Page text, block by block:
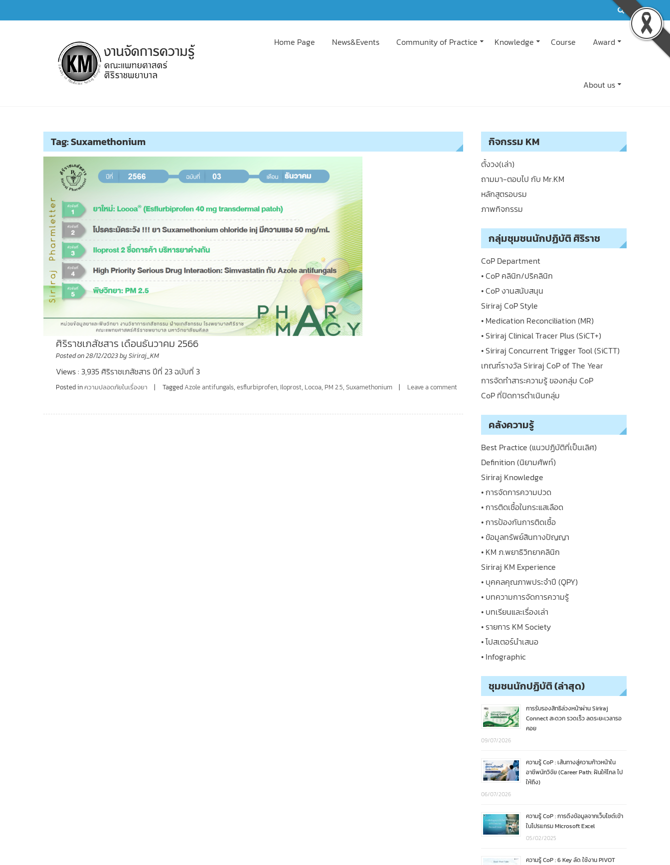
to
Home Page News&Events Community of Practice Knowledge Course Award
About us
Tag:Suxamethonium
ศิริราชเภสัชสาร เดือนธันวาคม 2566
Posted on28/12/2023bySiriraj_KM
Views : 3,935 ศิริราชเภสัชสาร ปีที่ 23 ฉบับที่ 3
Posted in ความปลอดภัยในเรื่องยา TaggedAzole antifungals,esflurbiprofen, Iloprost, Locoa, PM 2.5,Suxamethonium Leave a comment
กิจกรรม KM
ตั้งวง(เล่า)
ถามมา-ตอบไป กับ Mr.KM
หลักสูตรอบรม
ภาพกิจกรรม
กลุ่มชุมชนนักปฏิบัติ ศิริราช
CoP Department
• CoP คลินิก/ปริคลินิก
• CoP งานสนับสนุน
Siriraj CoP Style
• Medication Reconciliation (MR)
• Siriraj Clinical Tracer Plus (SiCT+)
• Siriraj Concurrent Trigger Tool (SiCTT)
เกณฑ์รางวัล Siriraj CoP of The Year
การจัดทำสาระความรู้ ของกลุ่ม CoP
CoP ที่ปิดการดำเนินกลุ่ม
คลังความรู้
Best Practice (แนวปฏิบัติที่เป็นเลิศ)
Definition (นิยามศัพท์)
Siriraj Knowledge
• การจัดการความปวด
• การติดเชื้อในกระแสเลือด
• การป้องกันการติดเชื้อ
• ข้อมูลทรัพย์สินทางปัญญา
• KM ภ.พยาธิวิทยาคลินิก
Siriraj KM Experience
• บุคคลคุณภาพประจำปี (QPY)
• บทความการจัดการความรู้
• บทเรียนและเรื่องเล่า
• รายการ KM Society
• โปสเตอร์นำเสนอ
• Infographic
ชุมชนนักปฏิบัติ (ล่าสุด)
การรับรองสิทธิล่วงหน้าผ่าน Siriraj
Connect สะดวก รวดเร็ว ลดระยะเวลารอ
คอย
09/07/2026
ความรู้ CoP : เส้นทางสู่ความก้าวหน้าใน
อาชีพนักวิจัย (Career Path: ฝันให้ไกล ไป
ให้ถึง)
06/07/2026
ความรู้ CoP : การดึงข้อมูลจากเว็บไซต์เข้า
ในโปรแกรม Microsoft Excel
05/02/2025
ความรู้ CoP : 6 Key ลัด ใช้งาน PIVOT